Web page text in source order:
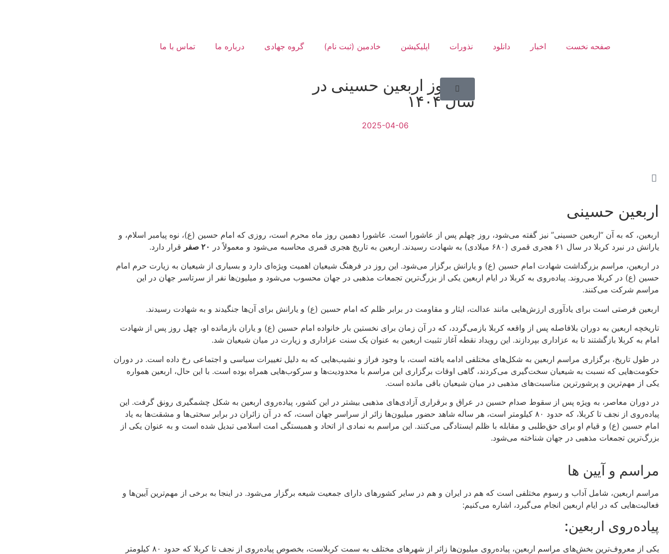
صفحه نخست اخبار دانلود نذورات اپلیکیشن خادمین (ثبت نام) گروه جهادی درباره ما تماس با ما
سالروز اربعین حسینی در
سال ۱۴۰۴
2025-04-06
اربعین حسینی
اربعین، که به آن “اربعین حسینی” نیز گفته می‌شود، روز چهلم پس از عاشورا است. عاشورا دهمین روز ماه محرم است، روزی که امام حسین (ع)، نوه پیامبر اسلام، و
یارانش در نبرد کربلا در سال ۶۱ هجری قمری (۶۸۰ میلادی) به شهادت رسیدند. اربعین به تاریخ هجری قمری محاسبه می‌شود و معمولاً در
۲۰ صفر
قرار دارد.
در اربعین، مراسم بزرگداشت شهادت امام حسین (ع) و یارانش برگزار می‌شود. این روز در فرهنگ شیعیان اهمیت ویژه‌ای دارد و بسیاری از شیعیان به زیارت حرم امام
حسین (ع) در کربلا می‌روند. پیاده‌روی به کربلا در ایام اربعین یکی از بزرگ‌ترین تجمعات مذهبی در جهان محسوب می‌شود و میلیون‌ها نفر از سرتاسر جهان در این
مراسم شرکت می‌کنند.
اربعین فرصتی است برای یادآوری ارزش‌هایی مانند عدالت، ایثار و مقاومت در برابر ظلم که امام حسین (ع) و یارانش برای آن‌ها جنگیدند و به شهادت رسیدند.
تاریخچه اربعین به دوران بلافاصله پس از واقعه کربلا بازمی‌گردد، که در آن زمان برای نخستین بار خانواده امام حسین (ع) و یاران بازمانده او، چهل روز پس از شهادت
امام به کربلا بازگشتند تا به عزاداری بپردازند. این رویداد نقطه آغاز تثبیت اربعین به عنوان یک سنت عزاداری و زیارت در میان شیعیان شد.
در طول تاریخ، برگزاری مراسم اربعین به شکل‌های مختلفی ادامه یافته است، با وجود فراز و نشیب‌هایی که به دلیل تغییرات سیاسی و اجتماعی رخ داده است. در دوران
حکومت‌هایی که نسبت به شیعیان سخت‌گیری می‌کردند، گاهی اوقات برگزاری این مراسم با محدودیت‌ها و سرکوب‌هایی همراه بوده است. با این حال، اربعین همواره
یکی از مهم‌ترین و پرشورترین مناسبت‌های مذهبی در میان شیعیان باقی مانده است.
در دوران معاصر، به ویژه پس از سقوط صدام حسین در عراق و برقراری آزادی‌های مذهبی بیشتر در این کشور، پیاده‌روی اربعین به شکل چشمگیری رونق گرفت. این
پیاده‌روی از نجف تا کربلا، که حدود ۸۰ کیلومتر است، هر ساله شاهد حضور میلیون‌ها زائر از سراسر جهان است، که در آن زائران در برابر سختی‌ها و مشقت‌ها به یاد
امام حسین (ع) و قیام او برای حق‌طلبی و مقابله با ظلم ایستادگی می‌کنند. این مراسم به نمادی از اتحاد و همبستگی امت اسلامی تبدیل شده است و به عنوان یکی از
بزرگ‌ترین تجمعات مذهبی در جهان شناخته می‌شود.
مراسم و آیین ها
مراسم اربعین، شامل آداب و رسوم مختلفی است که هم در ایران و هم در سایر کشورهای دارای جمعیت شیعه برگزار می‌شود. در اینجا به برخی از مهم‌ترین آیین‌ها و
فعالیت‌هایی که در ایام اربعین انجام می‌گیرد، اشاره می‌کنیم:
پیاده‌روی اربعین:
یکی از معروف‌ترین بخش‌های مراسم اربعین، پیاده‌روی میلیون‌ها زائر از شهرهای مختلف به سمت کربلاست، بخصوص پیاده‌روی از نجف تا کربلا که حدود ۸۰ کیلومتر